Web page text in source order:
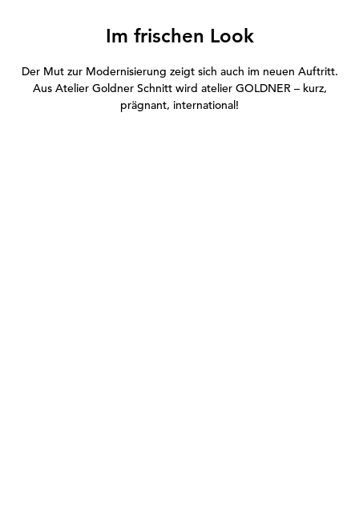
Im frischen Look
Der Mut zur Modernisierung zeigt sich auch im neuen Auftritt.
Aus Atelier Goldner Schnitt wird atelier GOLDNER – kurz,
prägnant, international!